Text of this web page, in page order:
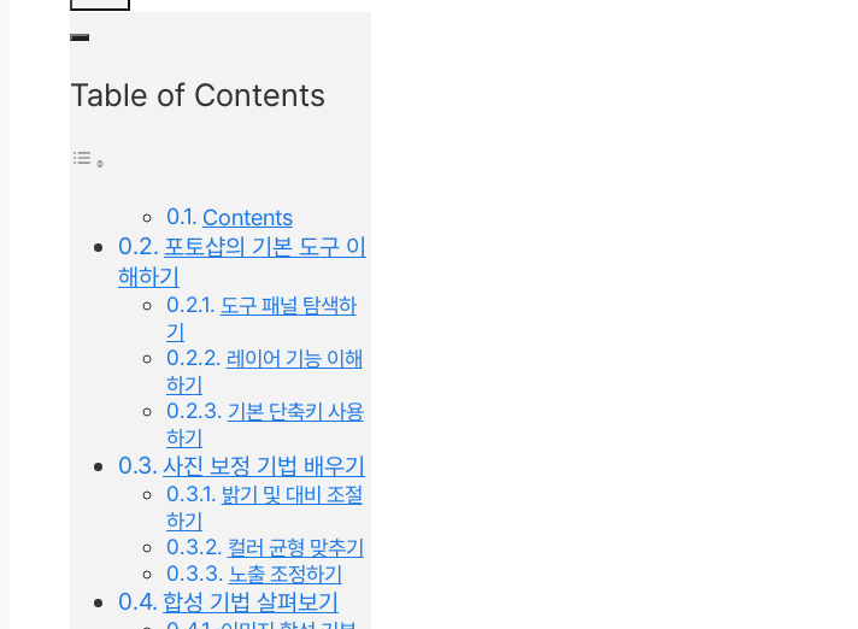
Table of Contents
Contents
포토샵의 기본 도구 이
해하기
도구 패널 탐색하
기
레이어 기능 이해
하기
기본 단축키 사용
하기
사진 보정 기법 배우기
밝기 및 대비 조절
하기
컬러 균형 맞추기
노출 조정하기
합성 기법 살펴보기